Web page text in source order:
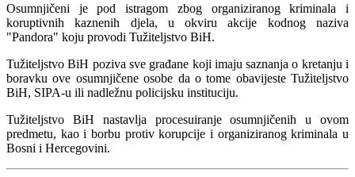
Osumnjičeni je pod istragom zbog organiziranog kriminala i
koruptivnih kaznenih djela, u okviru akcije kodnog naziva
"Pandora" koju provodi Tužiteljstvo BiH.
Tužiteljstvo BiH poziva sve građane koji imaju saznanja o kretanju i
boravku ove osumnjičene osobe da o tome obavijeste Tužiteljstvo
BiH, SIPA-u ili nadležnu policijsku instituciju.
Tužiteljstvo BiH nastavlja procesuiranje osumnjičenih u ovom
predmetu, kao i borbu protiv korupcije i organiziranog kriminala u
Bosni i Hercegovini.